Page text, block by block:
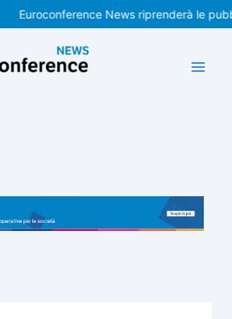
Euroconference News riprenderà le